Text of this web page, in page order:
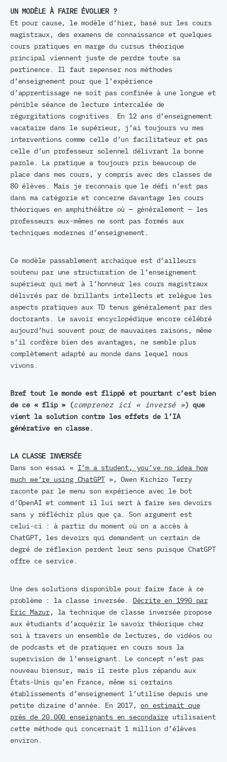
UN MODÈLE À FAIRE ÉVOLUER ?
Et pour cause, le modèle d’hier, basé sur les cours
magistraux, des examens de connaissance et quelques
cours pratiques en marge du cursus théorique
principal viennent juste de perdre toute sa
pertinence. Il faut repenser nos méthodes
d’enseignement pour que l’expérience
d’apprentissage ne soit pas confinée à une longue et
pénible séance de lecture intercalée de
régurgitations cognitives. En 12 ans d’enseignement
vacataire dans le supérieur, j’ai toujours vu mes
interventions comme celle d’un facilitateur et pas
celle d’un professeur solennel délivrant la bonne
parole. La pratique a toujours pris beaucoup de
place dans mes cours, y compris avec des classes de
80 élèves. Mais je reconnais que le défi n’est pas
dans ma catégorie et concerne davantage les cours
théoriques en amphithéâtre où — généralement — les
professeurs eux-mêmes ne sont pas formés aux
techniques modernes d’enseignement.
Ce modèle passablement archaïque est d’ailleurs
soutenu par une structuration de l’enseignement
supérieur qui met à l’honneur les cours magistraux
délivrés par de brillants intellects et relègue les
aspects pratiques aux TD tenus généralement par des
doctorants. Le savoir encyclopédique encore célébré
aujourd’hui souvent pour de mauvaises raisons, même
s’il confère bien des avantages, ne semble plus
complètement adapté au monde dans lequel nous
vivons.
Bref tout le monde est flippé et pourtant c’est bien
de ce « flip » ( comprenez ici « inversé ») que
vient la solution contre les effets de l’IA
générative en classe.
LA CLASSE INVERSÉE
Dans son essai « I’m a student, you’ve no idea how
much we’re using ChatGPT », Owen Kichizo Terry
raconte par le menu son expérience avec le bot
d’OpenAI et comment il lui sert à faire ses devoirs
sans y réfléchir plus que ça. Son argument est
celui-ci : à partir du moment où on a accès à
ChatGPT, les devoirs qui demandent un certain de
degré de réflexion perdent leur sens puisque ChatGPT
offre ce service.
Une des solutions disponible pour faire face à ce
problème : la classe inversée.
Décrite en 1990 par
Eric Mazur , la technique de classe inversée propose
aux étudiants d’acquérir le savoir théorique chez
soi à travers un ensemble de lectures, de vidéos ou
de podcasts et de pratiquer en cours sous la
supervision de l’enseignant. Le concept n’est pas
nouveau biensur, mais il reste plus répandu aux
États-Unis qu’en France, même si certains
établissements d’enseignement l’utilise depuis une
petite dizaine d’année. En 2017, on estimait que
près de 20.000 enseignants en secondaire utilisaient
cette méthode qui concernait 1 million d’élèves
environ.